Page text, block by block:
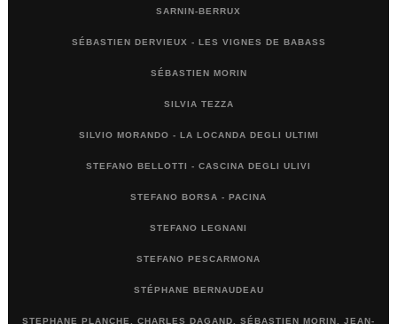
SARNIN-BERRUX
SÉBASTIEN DERVIEUX - LES VIGNES DE BABASS
SÉBASTIEN MORIN
SILVIA TEZZA
SILVIO MORANDO - LA LOCANDA DEGLI ULTIMI
STEFANO BELLOTTI - CASCINA DEGLI ULIVI
STEFANO BORSA - PACINA
STEFANO LEGNANI
STEFANO PESCARMONA
STÉPHANE BERNAUDEAU
STEPHANE PLANCHE, CHARLES DAGAND, SÉBASTIEN MORIN, JEAN-